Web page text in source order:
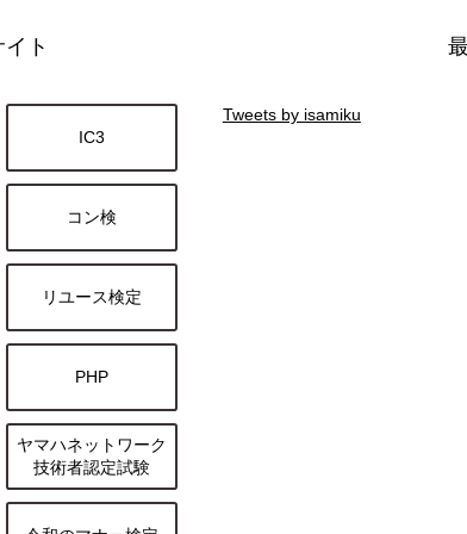
Tweets by isamiku
ト
IC3
コン検
リユース検定
PHP
ヤマハネットワーク
技術者認定試験